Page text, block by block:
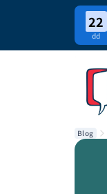
22
dd
Blog